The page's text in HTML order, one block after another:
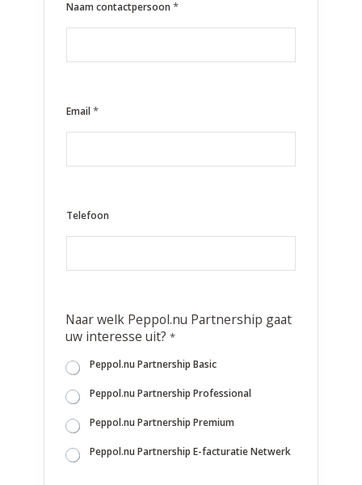
Naam contactpersoon *
Email *
Telefoon
e
d
i
j
P
p
Naar welk Peppol.nu Partnership gaat
uw interesse uit? *
Peppol.nu Partnership Basic
Peppol.nu Partnership Professional
Peppol.nu Partnership Premium
Peppol.nu Partnership E-facturatie Netwerk